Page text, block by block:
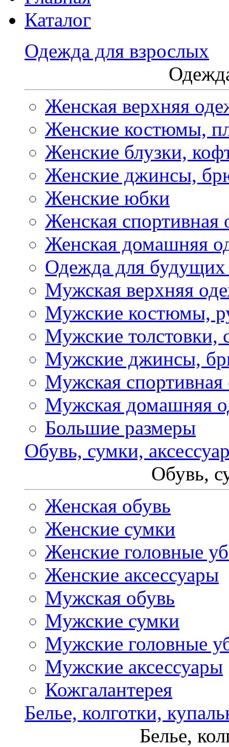
Каталог
Одежда для взрослых
Женская верхняя
Женские костюмы,
Женские блузки,
Женские джинсы,
Женские юбки
Женская спортивная
Женская домашняя
Одежда для
Мужская верхняя
Мужские костюмы,
Мужские толстовки,
Мужские джинсы,
Мужская спортивная
Мужская домашняя
Большие размеры
Обувь, сумки,
Обувь,
Женская обувь
Женские сумки
Женские головные
Женские аксессуары
Мужская обувь
Мужские сумки
Мужские головные
Мужские аксессуары
Кожгалантерея
Белье, колготки,
Белье,